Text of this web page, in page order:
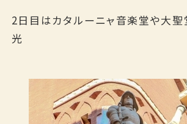
English
2日目はカタルーニャ音楽堂や大
光